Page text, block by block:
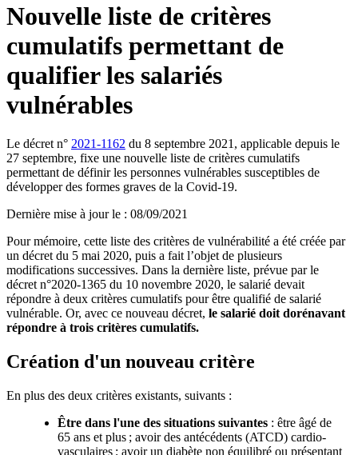
Nouvelle liste de critères
cumulatifs permettant de
qualifier les salariés
vulnérables
Le décret n° 2021-1162 du 8 septembre 2021, applicable depuis le
27 septembre, fixe une nouvelle liste de critères cumulatifs
permettant de définir les personnes vulnérables susceptibles de
développer des formes graves de la Covid-19.
Dernière mise à jour le : 08/09/2021
Pour mémoire, cette liste des critères de vulnérabilité a été créée par
un décret du 5 mai 2020, puis a fait l’objet de plusieurs
modifications successives. Dans la dernière liste, prévue par le
décret n°2020-1365 du 10 novembre 2020, le salarié devait
répondre à deux critères cumulatifs pour être qualifié de salarié
vulnérable. Or, avec ce nouveau décret, le salarié doit dorénavant
répondre à trois critères cumulatifs.
Création d'un nouveau critère
En plus des deux critères existants, suivants :
Être dans l'une des situations suivantes : être âgé de
65 ans et plus ; avoir des antécédents (ATCD) cardio-
vasculaires ; avoir un diabète non équilibré ou présentant